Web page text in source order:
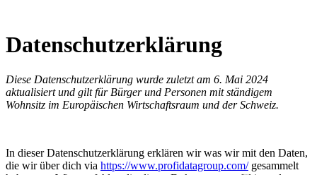
Datenschutzerklärung
Diese Datenschutzerklärung wurde zuletzt am 6. Mai 2024
aktualisiert und gilt für Bürger und Personen mit ständigem
Wohnsitz im Europäischen Wirtschaftsraum und der Schweiz.
In dieser Datenschutzerklärung erklären wir was wir mit den Daten,
die wir über dich via https://www.profidatagroup.com/gesammelt